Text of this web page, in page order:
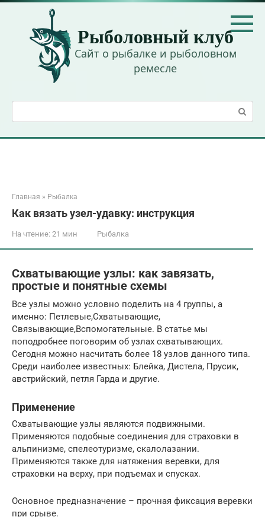
Перейти
контенту
Рыболовный клуб
Сайт о рыбалке и рыболовном
ремесле
Главная » Рыбалка
Как вязать узел-удавку: инструкция
На чтение: 21 мин Рыбалка
Cхватывающие узлы: как завязать,
простые и понятные схемы
Все узлы можно условно поделить на 4 группы, а
именно: Петлевые,Схватывающие,
Связывающие,Вспомогательные. В статье мы
поподробнее поговорим об узлах схватывающих.
Сегодня можно насчитать более 18 узлов данного типа.
Среди наиболее известных: Блейка, Дистела, Прусик,
австрийский, петля Гарда и другие.
Применение
Схватывающие узлы являются подвижными.
Применяются подобные соединения для страховки в
альпинизме, спелеотуризме, скалолазании.
Применяются также для натяжения веревки, для
страховки на верху, при подъемах и спусках.
Основное предназначение – прочная фиксация веревки
при срыве.